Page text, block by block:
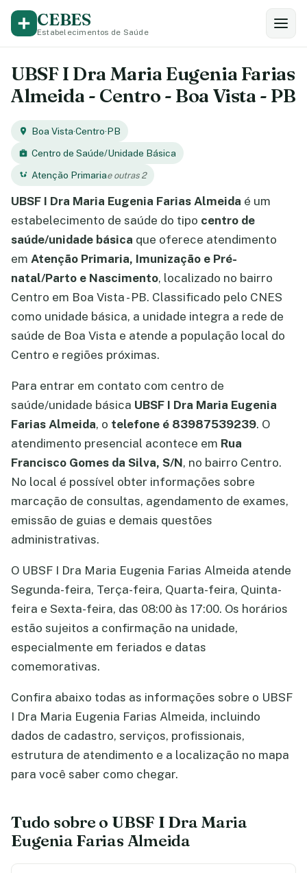
CEBES
Estabelecimentos de Saúde
UBSF I Dra Maria Eugenia Farias
Almeida - Centro - Boa Vista - PB
Boa Vista·Centro·PB
Centro de Saúde/Unidade Básica
Atenção Primariae outras 2
UBSF I Dra Maria Eugenia Farias Almeida é um
estabelecimento de saúde do tipo centro de
saúde/unidade básica que oferece atendimento
em Atenção Primaria, Imunização e Pré-
natal/Parto e Nascimento, localizado no bairro
Centro em Boa Vista - PB. Classificado pelo CNES
como unidade básica, a unidade integra a rede de
saúde de Boa Vista e atende a população local do
Centro e regiões próximas.
Para entrar em contato com centro de
saúde/unidade básica UBSF I Dra Maria Eugenia
Farias Almeida, o telefone é 83987539239. O
atendimento presencial acontece em Rua
Francisco Gomes da Silva, S/N, no bairro Centro.
No local é possível obter informações sobre
marcação de consultas, agendamento de exames,
emissão de guias e demais questões
administrativas.
O UBSF I Dra Maria Eugenia Farias Almeida atende
Segunda-feira, Terça-feira, Quarta-feira, Quinta-
feira e Sexta-feira, das 08:00 às 17:00. Os horários
estão sujeitos a confirmação na unidade,
especialmente em feriados e datas
comemorativas.
Confira abaixo todas as informações sobre o UBSF
I Dra Maria Eugenia Farias Almeida, incluindo
dados de cadastro, serviços, profissionais,
estrutura de atendimento e a localização no mapa
para você saber como chegar.
Tudo sobre o UBSF I Dra Maria
Eugenia Farias Almeida